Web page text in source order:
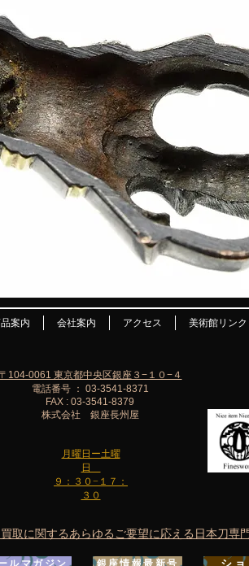
案内 会社案内 アクセス 美術館リンク
月曜日ー土曜
日
９：３０−１７：
３０
104-0061 東京都中央区銀座３−１０−４
電話番号 ： 03-3541-8371
FAX : 03-3541-8379
株式会社 銀座長州屋
取に関するあらゆるご要望に応える日本刀専
ルマガジン 銀座情報最新号